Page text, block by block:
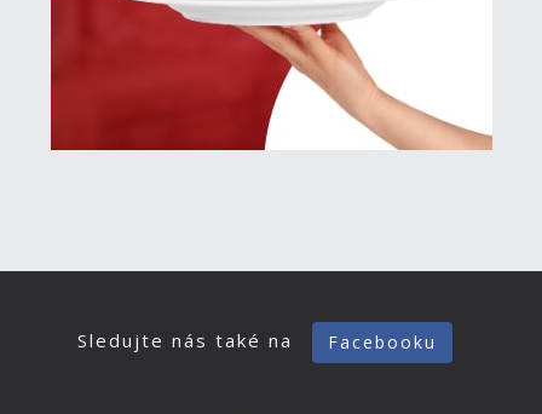
Sledujte nás také na Facebooku